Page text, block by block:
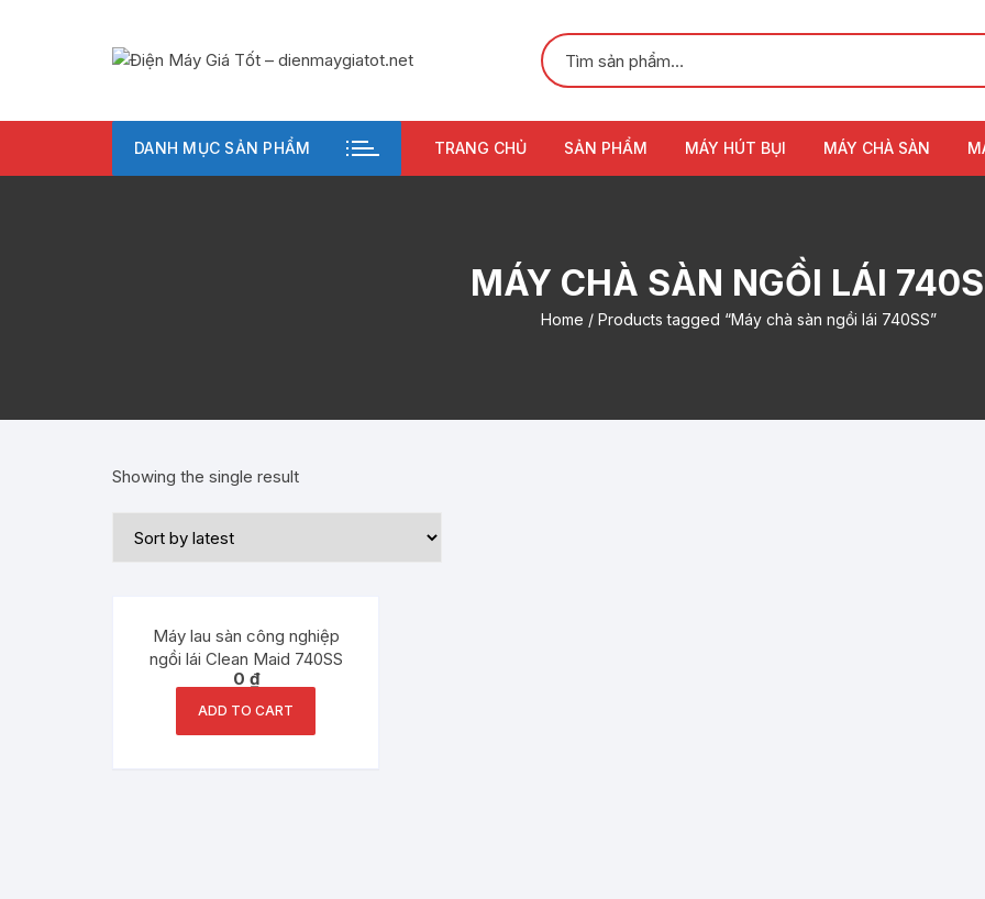
DANH MỤC SẢN PHẨM TRANG CHỦ SẢN PHẨM MÁY HÚT BỤI MÁY CHÀ SÀN
MÁY CHÀ SÀN NGỒI LÁI
Home / Products tagged “Máy chà sàn ngồi lái 740SS”
Showing the single result
Máy lau sàn công nghiệp
ngồi lái Clean Maid 740SS
0 ₫
ADD TO CART